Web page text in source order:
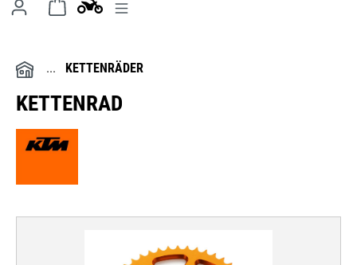
KETTENRÄDER
KETTENRAD